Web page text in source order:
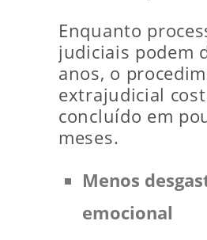
Enquanto
judiciais podem
anos, o
extrajudicial
concluído em
meses.
Menos
emocional